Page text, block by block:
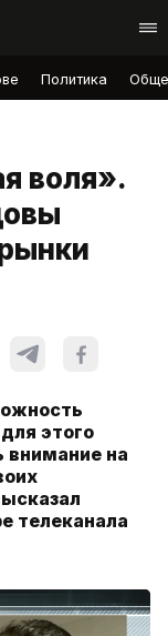
Политика
воля».
этого
внимание на
телеканала